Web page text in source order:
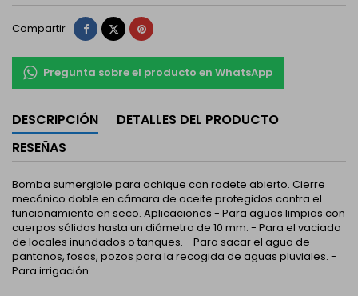
Compartir Compartir
TuitearPinterest
Pregunta sobre el producto en WhatsApp
DESCRIPCIÓN
DETALLES DEL PRODUCTO
RESEÑAS
Bomba sumergible para achique con rodete abierto. Cierre
mecánico doble en cámara de aceite protegidos contra el
funcionamiento en seco. Aplicaciones - Para aguas limpias con
cuerpos sólidos hasta un diámetro de 10 mm. - Para el vaciado
de locales inundados o tanques. - Para sacar el agua de
pantanos, fosas, pozos para la recogida de aguas pluviales. -
Para irrigación.